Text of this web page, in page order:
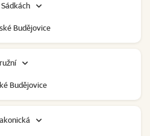
Budějovice
Budějovice